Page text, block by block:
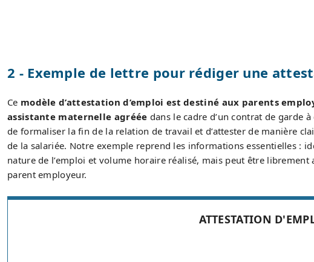
2 - Exemple de lettre pour rédiger une
Ce modèle d’attestation d’emploi est destiné aux parents
assistante maternelle agréée dans le cadre d’un contrat de garde
de formaliser la fin de la relation de travail et d’attester de manière
de la salariée. Notre exemple reprend les informations essentielles :
nature de l’emploi et volume horaire réalisé, mais peut être
parent employeur.
ATTESTATION